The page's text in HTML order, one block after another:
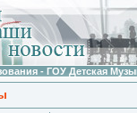
- ГОУ Детская